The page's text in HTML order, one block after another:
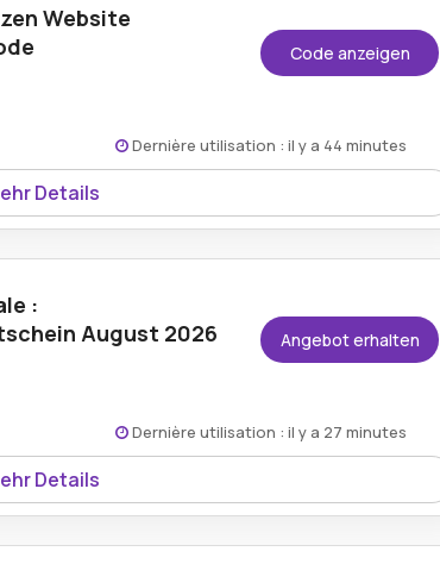
Website
Code anzeigen
Dernière utilisation : il y a 44 minutes
Details
den Leuchtenland-Rabattcode verfügbar,
für jeden Kunden erschwinglicher werden.
:
August 2026
Angebot erhalten
Dernière utilisation : il y a 27 minutes
Details
mit dem Leuchtenland.com-Gutschein
bei hochwertigen Beleuchtungskollektionen